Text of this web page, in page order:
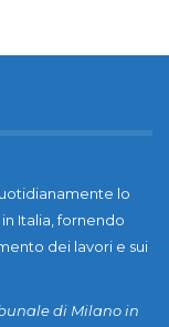
lo
Italia, fornendo
dei lavori e sui
di Milano in